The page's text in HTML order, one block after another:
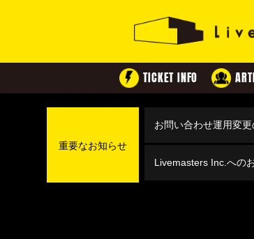
TICKET INFO
重要なお知らせ
お問い合わせ運用変
Livemasters Inc.への